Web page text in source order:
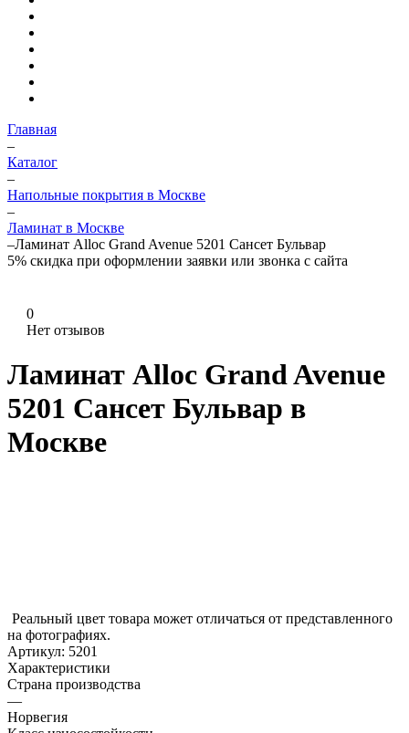
Главная
–
Каталог
–
Напольные покрытия в Москве
–
Ламинат в Москве
–Ламинат Alloc Grand Avenue 5201 Сансет Бульвар
5% скидка при оформлении заявки или звонка с сайта
0
Нет отзывов
Ламинат Alloc Grand Avenue
5201 Сансет Бульвар в
Москве
Реальный цвет товара может отличаться от представленного
на фотографиях.
Артикул: 5201
Характеристики
Страна производства
—
Норвегия